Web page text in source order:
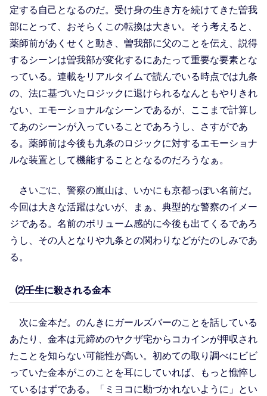
定する自己となるのだ。受け身の生き方を続けてきた曽我
部にとって、おそらくこの転換は大きい。そう考えると、
薬師前があくせくと動き、曽我部に父のことを伝え、説得
するシーンは曽我部が変化するにあたって重要な要素とな
っている。連載をリアルタイムで読んでいる時点では九条
の、法に基づいたロジックに退けられるなんともやりきれ
ない、エモーショナルなシーンであるが、ここまで計算し
てあのシーンが入っていることであろうし、さすがであ
る。薬師前は今後も九条のロジックに対するエモーショナ
ルな装置として機能することとなるのだろうなぁ。
さいごに、警察の嵐山は、いかにも京都っぽい名前だ。
今回は大きな活躍はないが、まぁ、典型的な警察のイメー
ジである。名前のボリューム感的に今後も出てくるであろ
うし、その人となりや九条との関わりなどがたのしみであ
る。
⑵壬生に殺される金本
次に金本だ。のんきにガールズバーのことを話している
あたり、金本は元締めのヤクザ宅からコカインが押収され
たことを知らない可能性が高い。初めての取り調べにビビ
っていた金本がこのことを耳にしていれば、もっと憔悴し
ているはずである。「ミヨコに勘づかれないように」とい